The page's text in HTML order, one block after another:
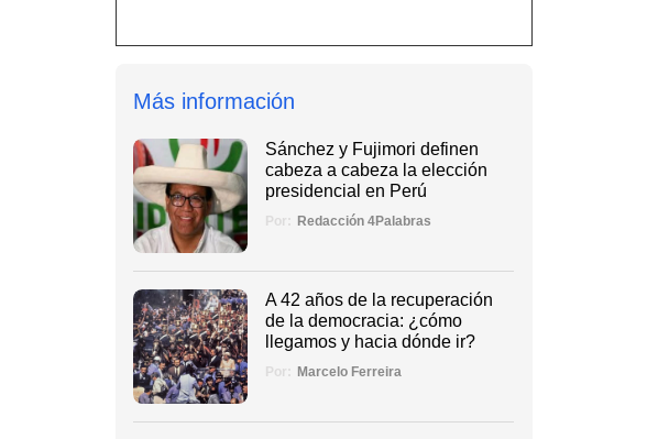
Más información
Sánchez y Fujimori definen
cabeza a cabeza la elección
presidencial en Perú
Por: Redacción 4Palabras
A 42 años de la recuperación
de la democracia: ¿cómo
llegamos y hacia dónde ir?
Por: Marcelo Ferreira